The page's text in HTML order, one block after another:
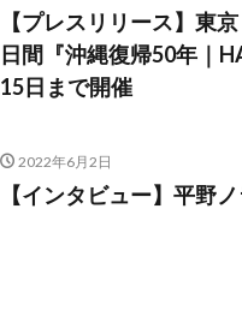
【プレスリリース】東
日間『沖縄復帰50年｜
15日まで開催
2022年6月2日
【インタビュー】平野